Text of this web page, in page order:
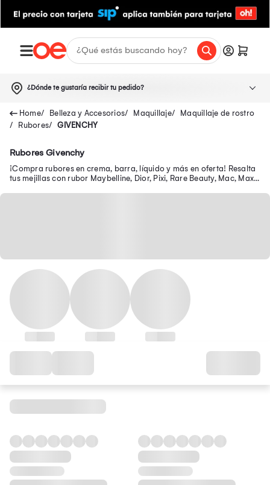
¿Dónde te gustaría recibir tu pedido?
Belleza y Accesorios Maquillaje
Maquillaje de rostro
Rubores
GIVENCHY
Rubores Givenchy
¡Compra rubores en crema, barra, líquido y más en oferta! Resalta
tus mejillas con rubor Maybelline, Dior, Pixi, Rare Beauty, Mac, Max